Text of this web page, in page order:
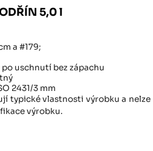
5,0 l
a #179;
uschnutí bez zápachu
2431/3 mm
typické vlastnosti výrobku a nelze
výrobku.